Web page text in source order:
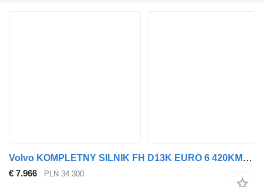
Volvo KOMPLETNY SILNIK FH D13K EURO 6 420KM 460KM 500KM 540KM CO D13K.TERTALIPFJ motor voor Volvo FH EURO 6 trekker
€ 7.966 PLN 34.300